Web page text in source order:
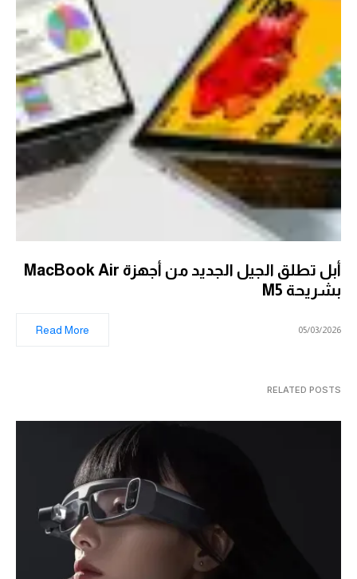
أبل تطلق الجيل الجديد من أجهزة MacBook Air
بشريحة M5
05/03/2026
Read More
RELATED POSTS